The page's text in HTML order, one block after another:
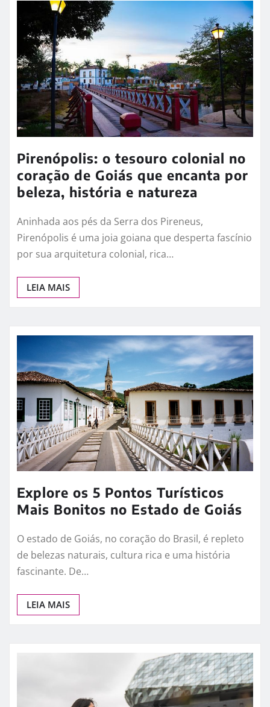
Pirenópolis: o tesouro colonial no
coração de Goiás que encanta por
beleza, história e natureza
Aninhada aos pés da Serra dos Pireneus,
Pirenópolis é uma joia goiana que desperta fascínio
por sua arquitetura colonial, rica…
LEIA MAIS
Explore os 5 Pontos Turísticos
Mais Bonitos no Estado de Goiás
O estado de Goiás, no coração do Brasil, é repleto
de belezas naturais, cultura rica e uma história
fascinante. De…
LEIA MAIS